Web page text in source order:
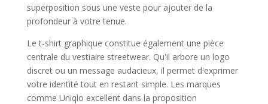
superposition sous une veste pour ajouter de la
profondeur à votre tenue.
Le t-shirt graphique constitue également une pièce
centrale du vestiaire streetwear. Qu'il arbore un logo
discret ou un message audacieux, il permet d'exprimer
votre identité tout en restant simple. Les marques
comme Uniqlo excellent dans la proposition